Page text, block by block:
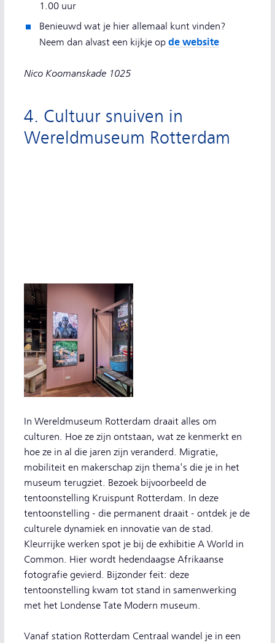
1.00 uur
Benieuwd wat je hier allemaal kunt vinden?
Neem dan alvast een kijkje op de website
Nico Koomanskade 1025
4. Cultuur snuiven in
Wereldmuseum Rotterdam
In Wereldmuseum Rotterdam draait alles om
culturen. Hoe ze zijn ontstaan, wat ze kenmerkt en
hoe ze in al die jaren zijn veranderd. Migratie,
mobiliteit en makerschap zijn thema's die je in het
museum terugziet. Bezoek bijvoorbeeld de
tentoonstelling Kruispunt Rotterdam. In deze
tentoonstelling - die permanent draait - ontdek je de
culturele dynamiek en innovatie van de stad.
Kleurrijke werken spot je bij de exhibitie A World in
Common. Hier wordt hedendaagse Afrikaanse
fotografie gevierd. Bijzonder feit: deze
tentoonstelling kwam tot stand in samenwerking
met het Londense Tate Modern museum.
Vanaf station Rotterdam Centraal wandel je in een